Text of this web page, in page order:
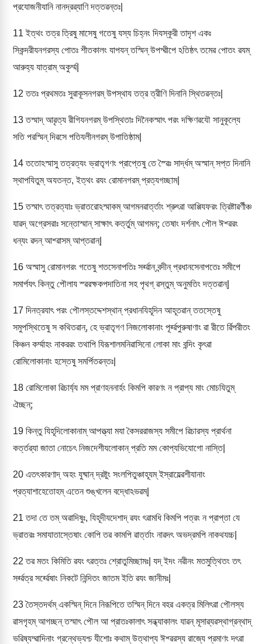
প্রযোজনীযানি নানদ্রৱ্যাণি দত্তৱন্তঃ|
11 ইত্থং তত্র ত্রিষু মাসেষু গতেষু যস্য চিহ্নং দিযস্কূরী তাদৃশ একঃ
সিকন্দরীযনগরস্য পোতঃ শীতকালং যাপযন্ তস্মিন্ উপদ্ৱীপে ঽতিষ্ঠৎ তমেৱ পোতং ৱযম্
আরুহ্য যাত্রাম্ অকুর্ম্ম|
12 ততঃ প্রথমতঃ সুরাকূসনগরম্ উপস্থায তত্র ত্রীণি দিনানি স্থিতৱন্তঃ|
13তস্মাদ্ আৱৃত্য রীগিযনগরম্ উপস্থিতাঃ দিনৈকস্মাৎ পরং দক্ষিণৱযৌ সানুকূল্যে
সতি পরস্মিন্ দিৱসে পতিযলীনগরম্ উপাতিষ্ঠাম|
14ততোঽস্মাসু তত্রত্যং ভ্রাতৃগণং প্রাপ্তেষু তে স্ৱৈঃ সার্দ্ধম্ অস্মান্ সপ্ত দিনানি
স্থাপযিতুম্ অযতন্ত, ইত্থং ৱযং রোমানগরম্ প্রত্যগচ্ছাম|
15তস্মাৎ তত্রত্যাঃ ভ্রাতরোঽস্মাকম্ আগমনৱার্ত্তাং শ্রুৎৱা আপ্পিযফরং ত্রিষ্টাৱর্ণীঞ্চ
যাৱদ্ অগ্রেসরাঃ সন্তোস্মান্ সাক্ষাৎ কর্ত্তুম্ আগমন্; তেষাং দর্শনাৎ পৌল ঈশ্ৱরং
ধন্যং ৱদন্ আশ্ৱাসম্ আপ্তৱান্|
16 অস্মাসু রোমানগরং গতেষু শতসেনাপতিঃ সর্ৱ্ৱান্ বন্দীন্ প্রধানসেনাপতেঃ সমীপে
সমার্পযৎ কিন্তু পৌলায স্ৱরক্ষকপদাতিনা সহ পৃথগ্ ৱস্তুম্ অনুমতিং দত্তৱান্|
17 দিনত্রযাৎ পরং পৌলস্তদ্দেশস্থান্ প্রধানযিহূদিন আহূতৱান্ ততস্তেষু
সমুপস্থিতেষু স কথিতৱান্, হে ভ্রাতৃগণ নিজলোকানাং পূর্ৱ্ৱপুরুষাণাং ৱা রীতে র্ৱিপরীতং
কিঞ্চন কর্ম্মাহং নাকরৱং তথাপি যিরূশালমনিৱাসিনো লোকা মাং বন্দিং কৃৎৱা
রোমিলোকানাং হস্তেষু সমর্পিতৱন্তঃ|
18 রোমিলোকা ৱিচার্য্য মম প্রাণহননার্হং কিমপি কারণং ন প্রাপ্য মাং মোচযিতুম্
ঐচ্ছন্;
19 কিন্তু যিহূদিলোকানাম্ আপত্ত্যা মযা কৈসররাজস্য সমীপে ৱিচারস্য প্রার্থনা
কর্ত্তৱ্যা জাতা নোচেৎ নিজদেশীযলোকান্ প্রতি মম কোপ্যভিযোগো নাস্তি|
20 এতৎকারণাদ্ অহং যুষ্মান্ দ্রষ্টুং সংলপিতুঞ্চাহূযম্ ইস্রাযেল্ৱশীযানাং
প্রত্যাশাহেতোহম্ এতেন শুঙ্খলেন বদ্ধোঽভৱম্|
21 তদা তে তম্ অৱাদিষুঃ, যিহূদীযদেশাদ্ ৱযং ৎৱামধি কিমপি পত্রং ন প্রাপ্তা যে
ভ্রাতরঃ সমাযাতাস্তেষাং কোপি তৱ কামপি ৱার্ত্তাং নাৱদৎ অভদ্রমপি নাকথযচ্চ|
22 তৱ মতং কিমিতি ৱযং ৎৱত্তঃ শ্রোতুমিচ্ছামঃ| যদ্ ইদং নৱীনং মতমুত্থিতং তৎ
সর্ৱ্ৱত্র সর্ৱ্ৱেষাং নিকটে নিন্দিতং জাতম ইতি ৱযং জানীমঃ|
23তৈস্তদর্থম্ একস্মিন্ দিনে নিরূপিতে তস্মিন্ দিনে বহৱ একত্র মিলিৎৱা পৌলস্য
ৱাসগৃহম্ আগচ্ছন্ তস্মাৎ পৌল আ প্রাতঃকালাৎ সন্ধ্যাকালং যাৱন্ মূসাৱ্যৱস্থাগ্রন্থাদ্
ভৱিষ্যদ্ৱাদিনাং গ্রন্থেভ্যশ্চ যীশোঃ কথাম্ উত্থাপ্য ঈশ্ৱরস্য রাজ্যে প্রমাণং দৎৱা